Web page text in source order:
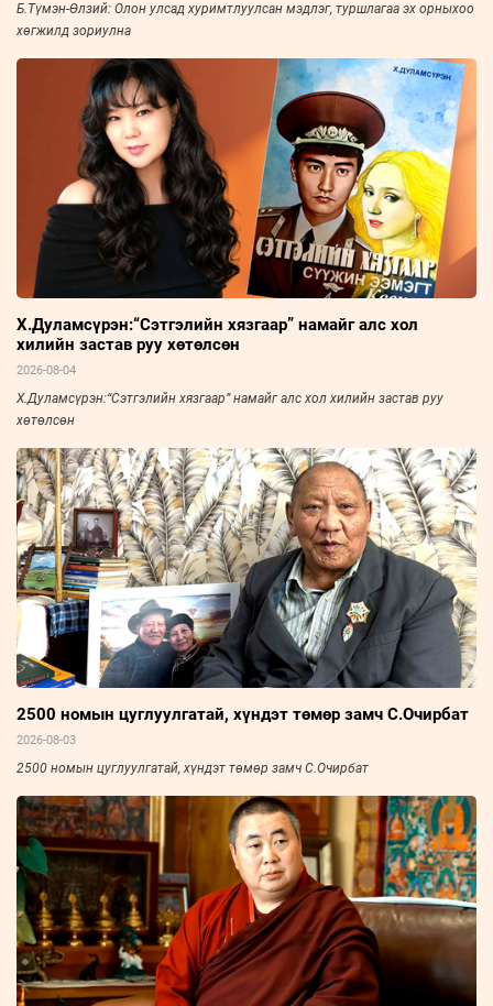
Б.Түмэн-Өлзий: Олон улсад хуримтлуулсан мэдлэг, туршлагаа эх орныхоо
хөгжилд зориулна
Х.Дуламсүрэн:“Сэтгэлийн хязгаар” намайг алс хол
хилийн застав руу хөтөлсөн
2026-08-04
Х.Дуламсүрэн:“Сэтгэлийн хязгаар” намайг алс хол хилийн застав руу
хөтөлсөн
2500 номын цуглуулгатай, хүндэт төмөр замч С.Очирбат
2026-08-03
2500 номын цуглуулгатай, хүндэт төмөр замч С.Очирбат